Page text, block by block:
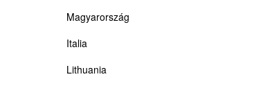
Magyarország
Italia
Lithuania